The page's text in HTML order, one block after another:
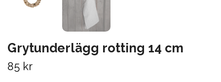
Grytunderlägg rotting 14 cm
85 kr